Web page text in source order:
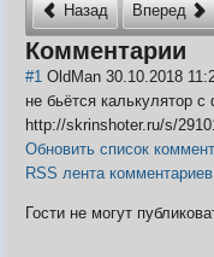
Назад Вперед
Комментарии
#1 OldMan 30.10.2018
не бьётся калькулятор
http://skrinshoter.ru/s/
Обновить список
RSS лента
Гости не могут